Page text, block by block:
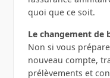
quoi que ce soit.
Le changement de
Non si vous
nouveau compte,
prélèvements et